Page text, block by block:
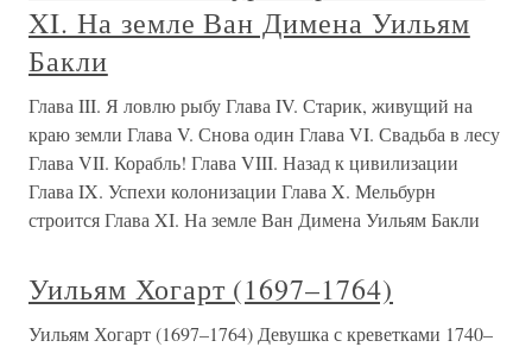
XI. На земле Ван Димена Уильям
Бакли
Глава III. Я ловлю рыбу Глава IV. Старик, живущий на
краю земли Глава V. Снова один Глава VI. Свадьба в лесу
Глава VII. Корабль! Глава VIII. Назад к цивилизации
Глава IX. Успехи колонизации Глава X. Мельбурн
строится Глава XI. На земле Ван Димена Уильям Бакли
Уильям Хогарт (1697–1764)
Уильям Хогарт (1697–1764) Девушка с креветками 1740–